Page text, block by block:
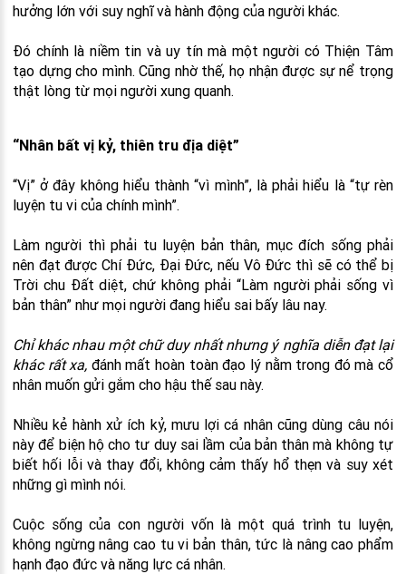
hưởng lớn với suy nghĩ và hành động của người khác.
Đó chính là niềm tin và uy tín mà một người có Thiện Tâm
tạo dựng cho mình. Cũng nhờ thế, họ nhận được sự nể trọng
thật lòng từ mọi người xung quanh.
“Nhân bất vị kỷ, thiên tru địa diệt”
“Vị” ở đây không hiểu thành “vì mình”, là phải hiểu là “tự rèn
luyện tu vi của chính mình”.
Làm người thì phải tu luyện bản thân, mục đích sống phải
nên đạt được Chí Đức, Đại Đức, nếu Vô Đức thì sẽ có thể bị
Trời chu Đất diệt, chứ không phải “Làm người phải sống vì
bản thân” như mọi người đang hiểu sai bấy lâu nay.
Chỉ khác nhau một chữ duy nhất nhưng ý nghĩa diễn đạt lại
khác rất xa, đánh mất hoàn toàn đạo lý nằm trong đó mà cổ
nhân muốn gửi gắm cho hậu thế sau này.
Nhiều kẻ hành xử ích kỷ, mưu lợi cá nhân cũng dùng câu nói
này để biện hộ cho tư duy sai lầm của bản thân mà không tự
biết hối lỗi và thay đổi, không cảm thấy hổ thẹn và suy xét
những gì mình nói.
Cuộc sống của con người vốn là một quá trình tu luyện,
không ngừng nâng cao tu vi bản thân, tức là nâng cao phẩm
hạnh đạo đức và năng lực cá nhân.